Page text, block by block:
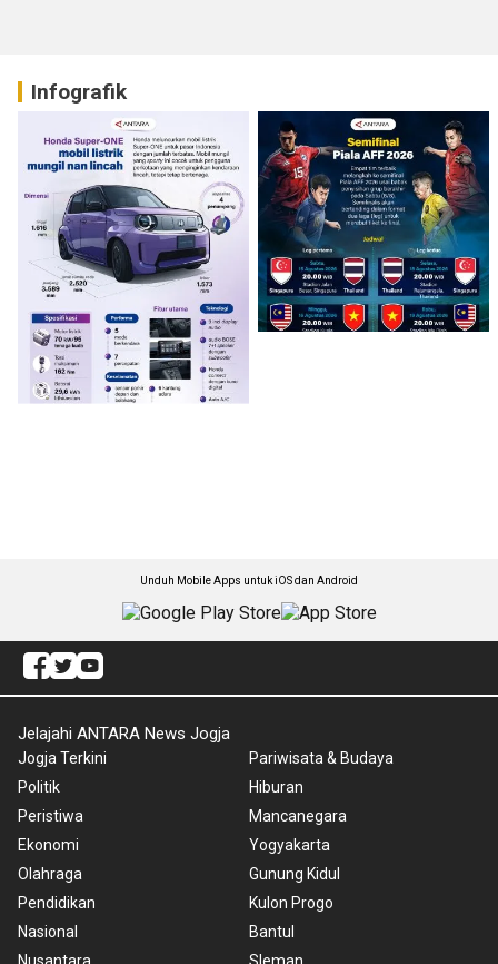
Infografik
Unduh Mobile Apps untuk iOS dan Android
Jelajahi ANTARA News Jogja
Jogja Terkini
Politik
Peristiwa
Ekonomi
Olahraga
Pendidikan
Nasional
Pariwisata & Budaya
Hiburan
Mancanegara
Yogyakarta
Gunung Kidul
Kulon Progo
Bantul